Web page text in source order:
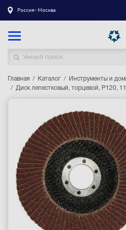
Россия - Москва
Каталог товаров
Оплата
Гарантия
Контакты
Акции
Оптовым и корпоративным клиентам
Главная Каталог Инструменты и
Диск лепестковый, торцевой, P120,